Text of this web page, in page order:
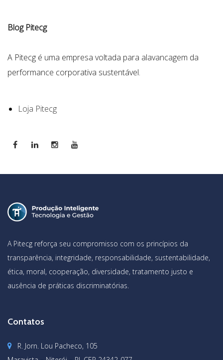
Blog Pitecg
A Pitecg é uma empresa voltada para alavancagem da
performance corporativa sustentável.
Loja Pitecg
A Pitecg reforça seu compromisso com os princípios da
transparência, integridade, responsabilidade, sustentabilidade,
ética, moral, cooperação, diversidade, tratamento justo e
ausência de práticas discriminatórias.
Contatos
R. Jorn. Lou Pacheco, 105